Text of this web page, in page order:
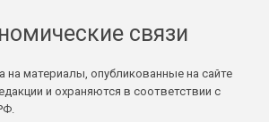
связи
на материалы, опубликованные на сайте
и охраняются в соответствии с